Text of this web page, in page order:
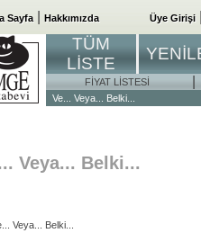
Sayfa| Hakkımızda Üye Girişi|
TÜM
LİSTE
FİYAT LİSTESİ
Ve... Veya... Belki...
Veya... Belki...